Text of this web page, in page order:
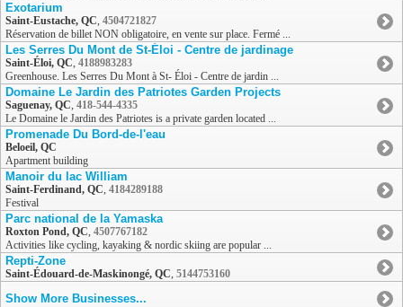
Exotarium
Saint-Eustache, QC, 4504721827
Réservation de billet NON obligatoire, en vente sur place. Fermé ...
Les Serres Du Mont de St-Éloi - Centre de jardinage
Saint-Éloi, QC, 4188983283
Greenhouse. Les Serres Du Mont à St- Éloi - Centre de jardin ...
Domaine Le Jardin des Patriotes Garden Projects
Saguenay, QC, 418-544-4335
Le Domaine le Jardin des Patriotes is a private garden located ...
Promenade Du Bord-de-l'eau
Beloeil, QC
Apartment building
Manoir du lac William
Saint-Ferdinand, QC, 4184289188
Festival
Parc national de la Yamaska
Roxton Pond, QC, 4507767182
Activities like cycling, kayaking & nordic skiing are popular ...
Repti-Zone
Saint-Édouard-de-Maskinongé, QC, 5144753160
Show More Businesses...